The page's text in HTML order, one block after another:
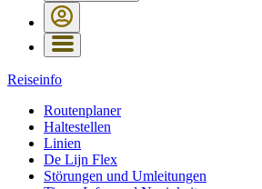
Reiseinfo
Routenplaner
Haltestellen
Linien
De Lijn Flex
Störungen und Umleitungen